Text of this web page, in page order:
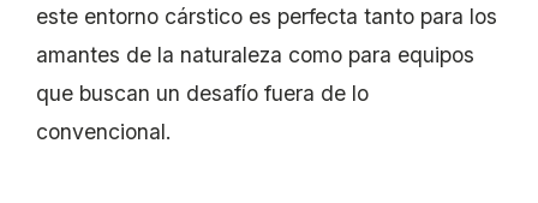
este entorno cárstico es perfecta tanto para los
amantes de la naturaleza como para equipos
que buscan un desafío fuera de lo
convencional.